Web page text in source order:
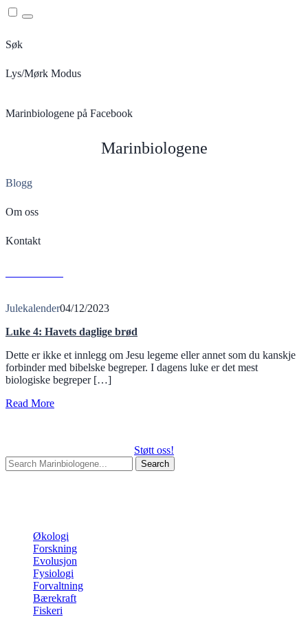
Menu
Søk
Lys/Mørk Modus
Marinbiologene på Facebook
Marinbiologene
Blogg
Om oss
Kontakt
Julekalender04/12/2023
Luke 4: Havets daglige brød
Dette er ikke et innlegg om Jesu legeme eller annet som du kanskje
forbinder med bibelske begreper. I dagens luke er det mest
biologiske begreper […]
Read More
Støtt oss!
Search
for:
Økologi
Forskning
Evolusjon
Fysiologi
Forvaltning
Bærekraft
Fiskeri